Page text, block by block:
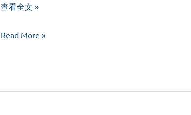
疼
查看全文 »
疼
Read More »